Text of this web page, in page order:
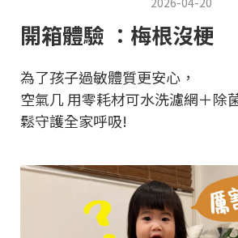
開箱體驗 ：梅根沒梗
為了孩子過敏體質更安心，
空氣几 用零耗材可水洗濾網＋除
鬆守護全家呼吸!